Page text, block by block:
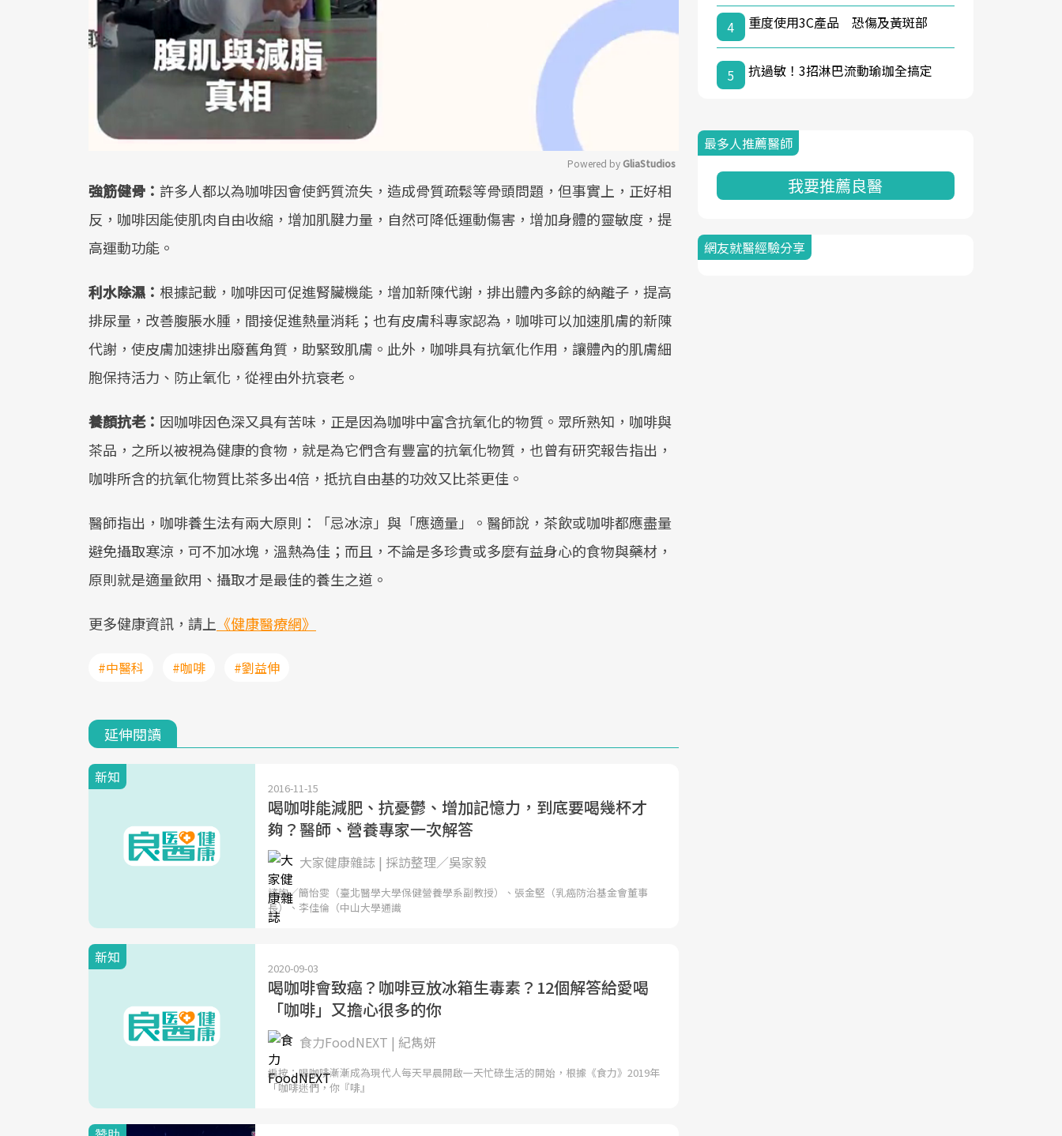
Mute
Powered by GliaStudios
強筋健骨： 許多人都以為咖啡因會使鈣質流失，造成骨質疏鬆等骨頭問題，但事實上，正好相
反，咖啡因能使肌肉自由收縮，增加肌腱力量，自然可降低運動傷害，增加身體的靈敏度，提
高運動功能。
利水除濕： 根據記載，咖啡因可促進腎臟機能，增加新陳代謝，排出體內多餘的納離子，提高
排尿量，改善腹脹水腫，間接促進熱量消耗；也有皮膚科專家認為，咖啡可以加速肌膚的新陳
代謝，使皮膚加速排出廢舊角質，助緊致肌膚。此外，咖啡具有抗氧化作用，讓體內的肌膚細
胞保持活力、防止氧化，從裡由外抗衰老。
養顏抗老： 因咖啡因色深又具有苦味，正是因為咖啡中富含抗氧化的物質。眾所熟知，咖啡與
茶品，之所以被視為健康的食物，就是為它們含有豐富的抗氧化物質，也曾有研究報告指出，
咖啡所含的抗氧化物質比茶多出4倍，抵抗自由基的功效又比茶更佳。
醫師指出，咖啡養生法有兩大原則：「忌冰涼」與「應適量」。醫師說，茶飲或咖啡都應盡量
避免攝取寒涼，可不加冰塊，溫熱為佳；而且，不論是多珍貴或多麼有益身心的食物與藥材，
原則就是適量飲用、攝取才是最佳的養生之道。
更多健康資訊，請上 《健康醫療網》
#中醫科 #咖啡 #劉益伸
延伸閱讀
新知
2016-11-15
喝咖啡能減肥、抗憂鬱、增加記憶力，到底要喝幾杯才
夠？醫師、營養專家一次解答
大家健康雜誌 | 採訪整理／吳家毅
諮詢／簡怡雯（臺北醫學大學保健營養學系副教授）、張金堅（乳癌防治基金會董事
長）、李佳倫（中山大學通識
新知
2020-09-03
喝咖啡會致癌？咖啡豆放冰箱生毒素？12個解答給愛喝
「咖啡」又擔心很多的你
食力FoodNEXT | 紀雋妍
編按：喝咖啡漸漸成為現代人每天早晨開啟一天忙碌生活的開始，根據《食力》2019年
「咖啡迷們，你『啡』
4
重度使用3C產品 恐傷及黃斑部
5 抗過敏！3招淋巴流動瑜珈全搞定
最多人推薦醫師
我要推薦良醫
網友就醫經驗分享